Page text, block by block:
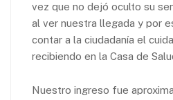
vez que no dejó oculto su
al ver nuestra llegada y por
contar a la ciudadanía el
recibiendo en la Casa de
Nuestro ingreso fue